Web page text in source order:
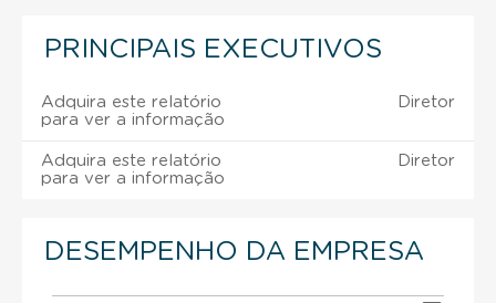
PRINCIPAIS EXECUTIVOS
Adquira este relatório
para ver a informação
Diretor
Adquira este relatório
para ver a informação
Diretor
DESEMPENHO DA EMPRESA